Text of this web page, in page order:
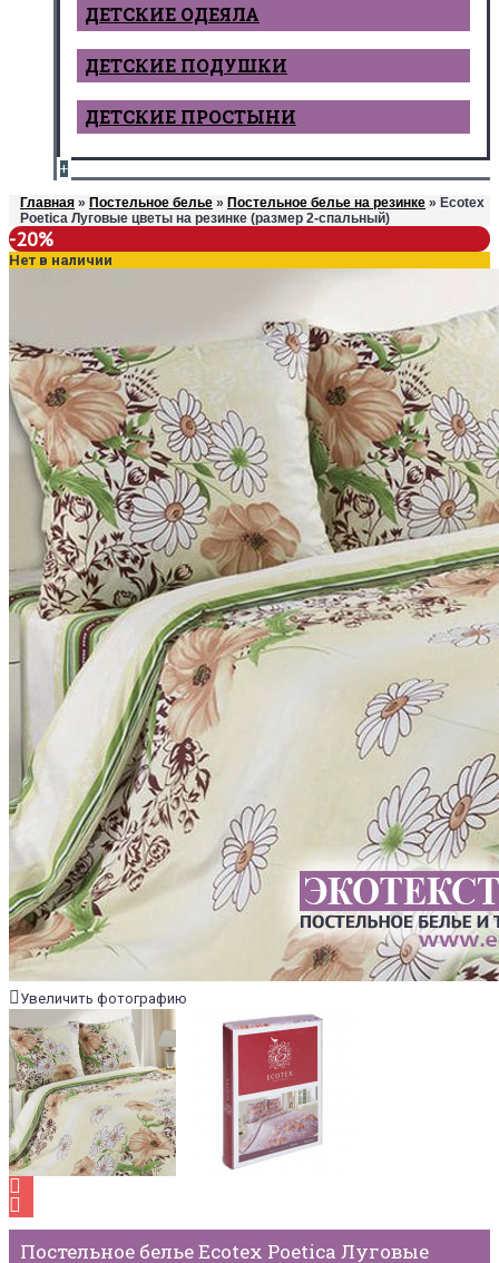
ДЕТCКИЕ ОДЕЯЛА
ДЕТСКИЕ ПОДУШКИ
ДЕТСКИЕ ПРОСТЫНИ
+
Главная » Постельное белье » Постельное белье на резинке » Ecotex
Poetica Луговые цветы на резинке (размер 2-спальный)
-20%
Нет в наличии
Увеличить фотографию
Постельное белье Ecotex Poetica Луговые